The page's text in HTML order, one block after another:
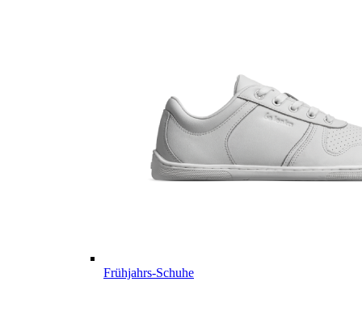
Frühjahrs-Schuhe